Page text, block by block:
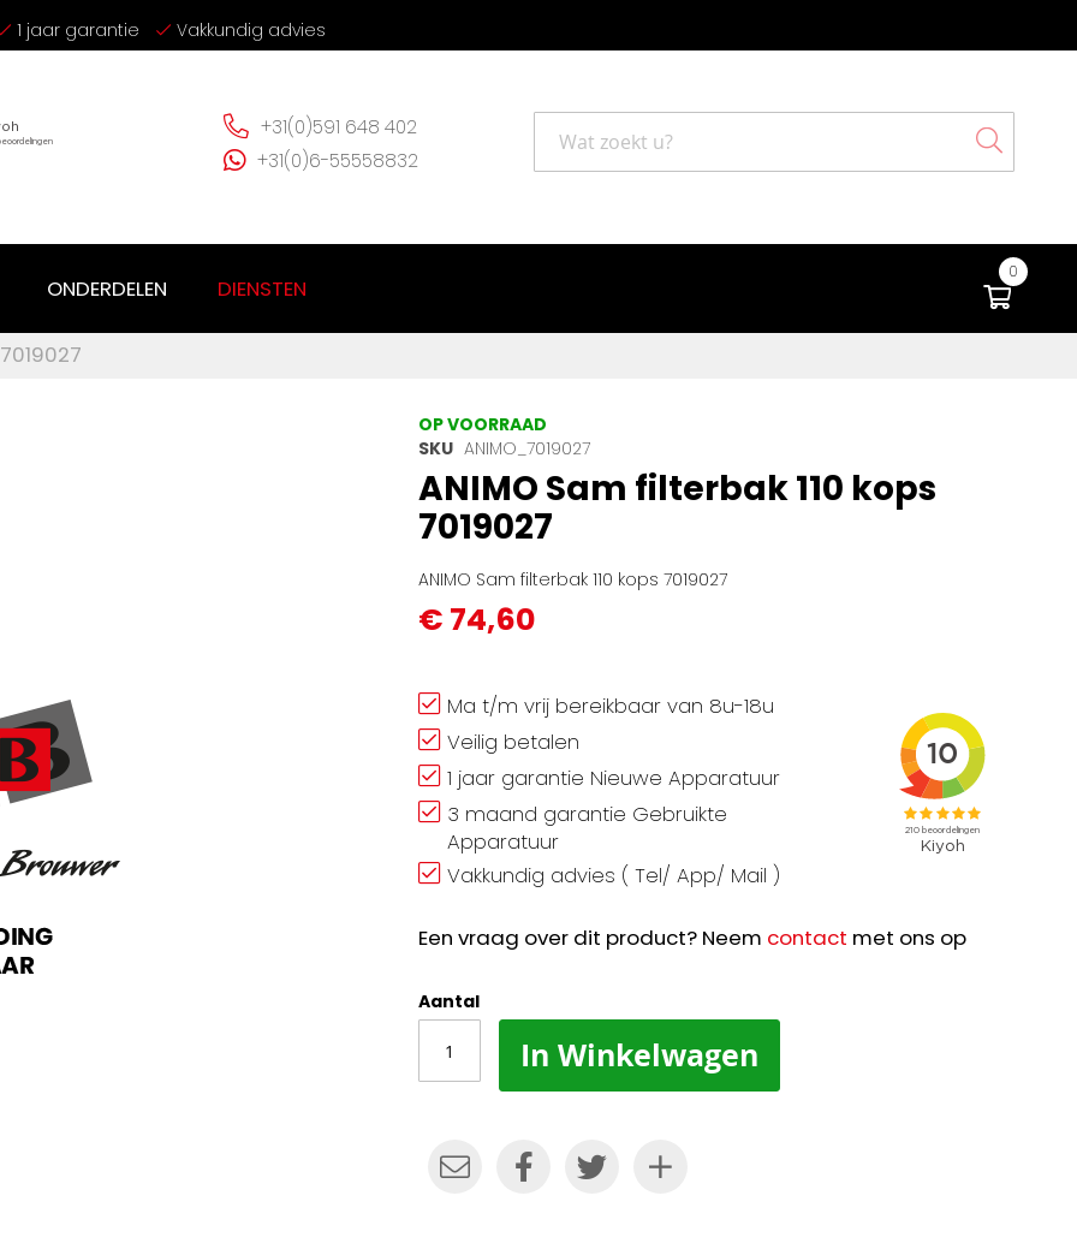
1 jaar garantie Vakkundig advies
+31(0)591 648 402
+31(0)6-55558832
Search
0
ONDERDELEN DIENSTEN
OP VOORRAAD
SKU ANIMO_7019027
ANIMO Sam filterbak 110 kops
7019027
ANIMO Sam filterbak 110 kops 7019027
€ 74,60
Ma t/m vrij bereikbaar van 8u-18u
Veilig betalen
1 jaar garantie Nieuwe Apparatuur
3 maand garantie Gebruikte
Apparatuur
Vakkundig advies ( Tel/ App/ Mail )
Een vraag over dit product? Neem contact met ons op
Aantal
In Winkelwagen